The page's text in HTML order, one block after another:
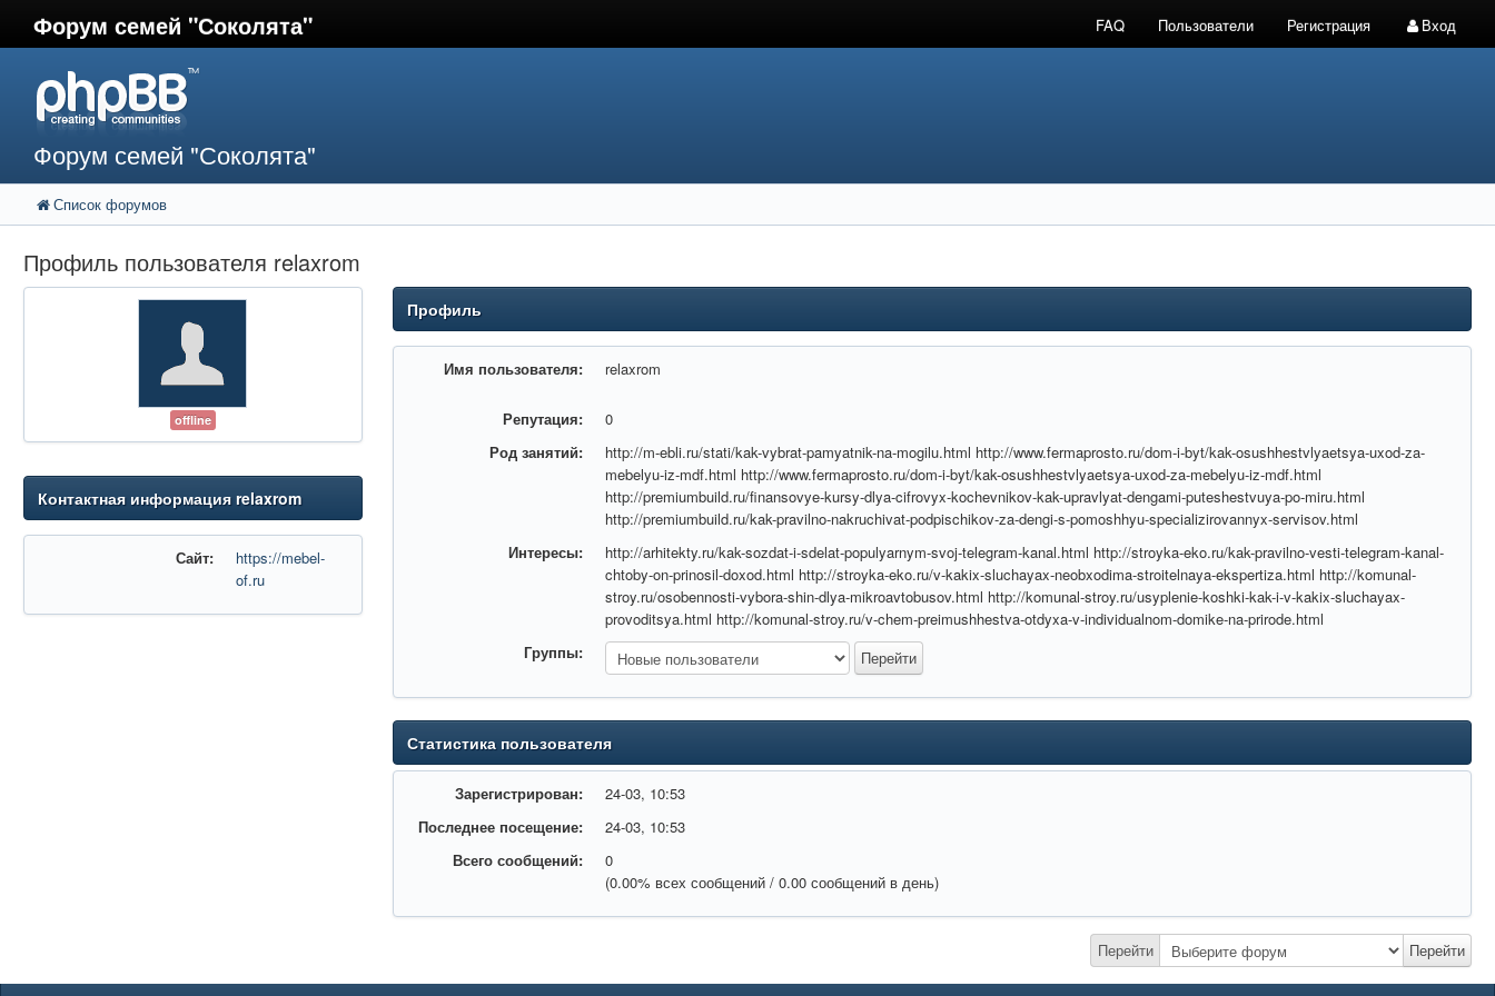
Форум семей "Соколята" FAQ Пользователи Регистрация Вход
Форум семей "Соколята"
Список форумов
Профиль пользователя relaxrom
offline
Контактная информация relaxrom
Сайт:
https://mebel-
of.ru
Профиль
Имя пользователя: relaxrom
Репутация:
0
Род занятий:
http://m-ebli.ru/stati/kak-vybrat-pamyatnik-na-mogilu.html http://www.fermaprosto.ru/dom-i-byt/kak-osushhestvlyaetsya-uxod-za-
mebelyu-iz-mdf.html http://www.fermaprosto.ru/dom-i-byt/kak-osushhestvlyaetsya-uxod-za-mebelyu-iz-mdf.html
http://premiumbuild.ru/finansovye-kursy-dlya-cifrovyx-kochevnikov-kak-upravlyat-dengami-puteshestvuya-po-miru.html
http://premiumbuild.ru/kak-pravilno-nakruchivat-podpischikov-za-dengi-s-pomoshhyu-specializirovannyx-servisov.html
Интересы:
http://arhitekty.ru/kak-sozdat-i-sdelat-populyarnym-svoj-telegram-kanal.html http://stroyka-eko.ru/kak-pravilno-vesti-telegram-kanal-
chtoby-on-prinosil-doxod.html http://stroyka-eko.ru/v-kakix-sluchayax-neobxodima-stroitelnaya-ekspertiza.html http://komunal-
stroy.ru/osobennosti-vybora-shin-dlya-mikroavtobusov.html http://komunal-stroy.ru/usyplenie-koshki-kak-i-v-kakix-sluchayax-
provoditsya.html http://komunal-stroy.ru/v-chem-preimushhestva-otdyxa-v-individualnom-domike-na-prirode.html
Группы:
Статистика пользователя
Зарегистрирован:
24-03, 10:53
Последнее посещение:
24-03, 10:53
Всего сообщений:
0
(0.00% всех сообщений / 0.00 сообщений в день)
Перейти Перейти